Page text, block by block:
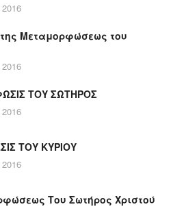
Μεταμορφώσεως του
ΤΟΥ ΣΩΤΗΡΟΣ
ΤΟΥ ΚΥΡΙΟΥ
Του Σωτήρος Χριστού